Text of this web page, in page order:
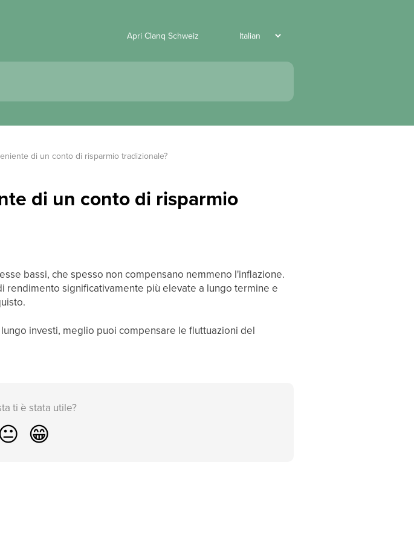
Apri Clanq Schweiz
di un conto di risparmio tradizionale?
di un conto di risparmio
bassi, che spesso non compensano nemmeno l'inflazione.
significativamente più elevate a lungo termine e
investi, meglio puoi compensare le fluttuazioni del
ti è stata utile?
😁